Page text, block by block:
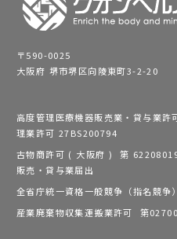
〒590-0025
大阪府 堺市堺区向陵東町3-2-20
高度管理医療機器販売業・貸与
理業許可 27BS200794
古物商許可 ( 大阪府 ) 第
販売・貸与業届出
全省庁統一資格一般競争（指名競
産業廃棄物収集運搬業許可 第